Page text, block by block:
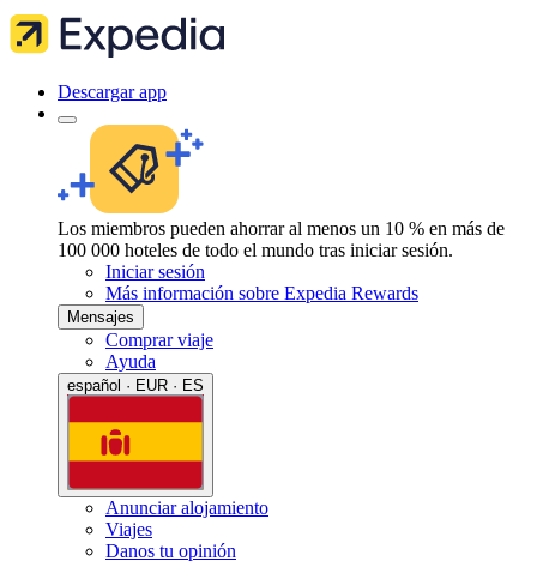
Descargar app
Los miembros pueden ahorrar al menos un 10 % en más de
100 000 hoteles de todo el mundo tras iniciar sesión.
Iniciar sesión
Más información sobre Expedia Rewards
Mensajes
Comprar viaje
Ayuda
español · EUR · ES
Anunciar alojamiento
Viajes
Danos tu opinión